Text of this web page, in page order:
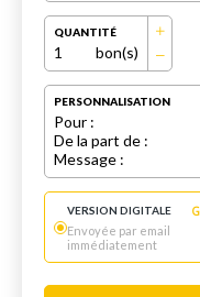
QUANTITÉ
1 bon(s)
PERSONNALISATION
Pour :
De la part de :
Message :
VERSION DIGITALE
Envoyée par email
immédiatement